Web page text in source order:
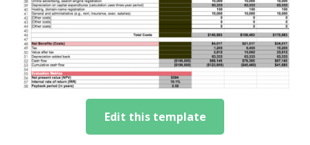
Edit this template